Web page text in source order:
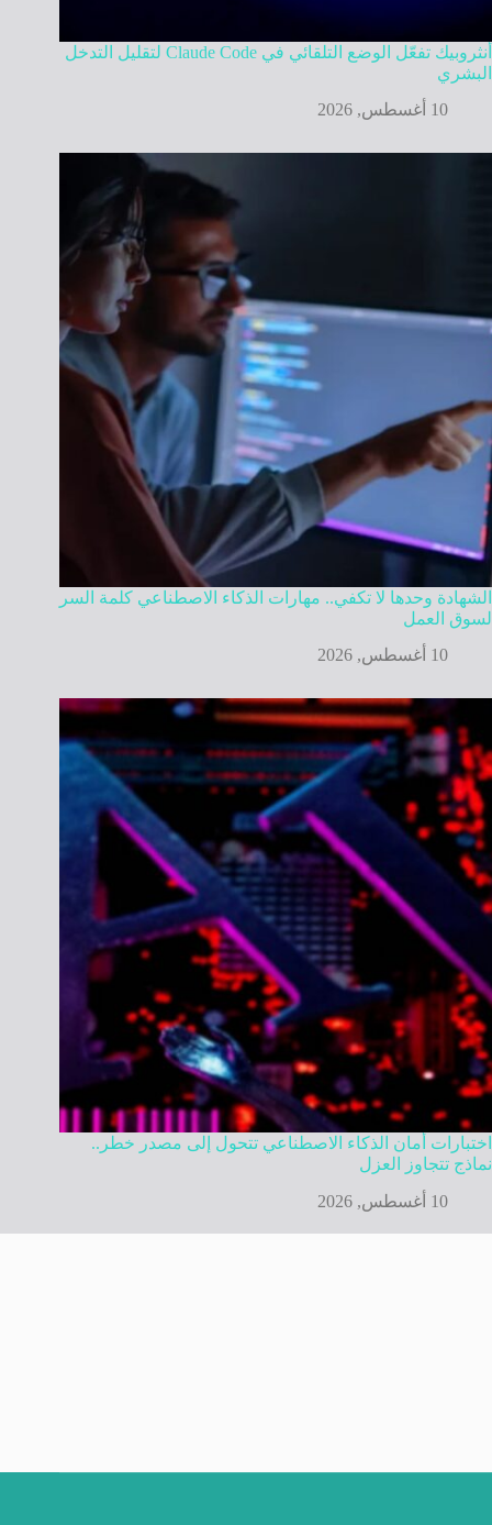
أنثروبيك تفعّل الوضع التلقائي في Claude Code لتقليل التدخل
البشري
10 أغسطس, 2026
الشهادة وحدها لا تكفي.. مهارات الذكاء الاصطناعي كلمة السر
لسوق العمل
10 أغسطس, 2026
اختبارات أمان الذكاء الاصطناعي تتحول إلى مصدر خطر..
نماذج تتجاوز العزل
10 أغسطس, 2026